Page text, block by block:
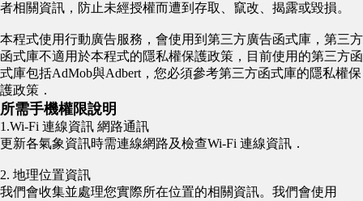
者相關資訊，防止未經授權而遭到存取、竄改、揭露或毀損。
本程式使用行動廣告服務，會使用到第三方廣告函式庫，第三方
函式庫不適用於本程式的隱私權保護政策，目前使用的第三方函
式庫包括AdMob與Adbert，您必須參考第三方函式庫的隱私權保
護政策．
所需手機權限說明
1.Wi-Fi 連線資訊 網路通訊
更新各氣象資訊時需連線網路及檢查Wi-Fi 連線資訊．
2. 地理位置資訊
我們會收集並處理您實際所在位置的相關資訊。我們會使用